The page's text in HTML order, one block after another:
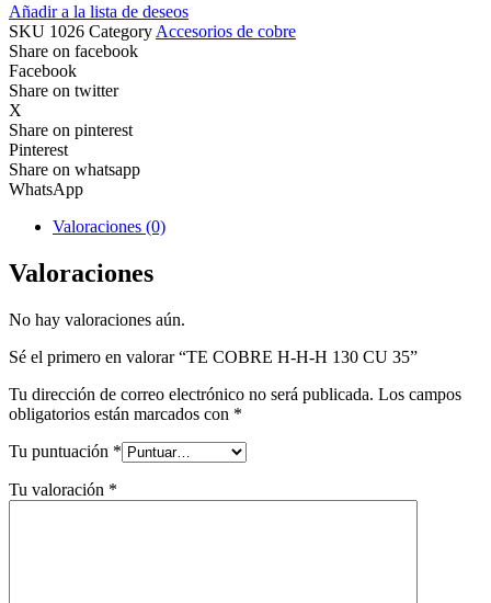
Añadir a la lista de deseos
SKU 1026 Category Accesorios de cobre
Share on facebook
Facebook
Share on twitter
X
Share on pinterest
Pinterest
Share on whatsapp
WhatsApp
Valoraciones (0)
Valoraciones
No hay valoraciones aún.
Sé el primero en valorar “TE COBRE H-H-H 130 CU 35”
Tu dirección de correo electrónico no será publicada. Los campos
obligatorios están marcados con *
Tu puntuación *
Tu valoración *